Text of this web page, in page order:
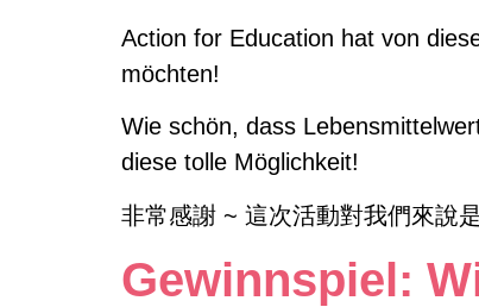
Action for Education hat von
möchten!
Wie schön, dass
diese tolle Möglichkeit!
非常感謝 ~ 這次活動對我們來說
Gewinnspiel: